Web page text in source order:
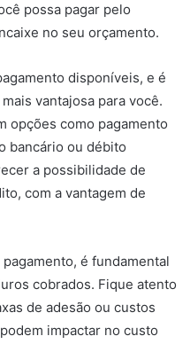
possa pagar pelo
no seu orçamento.
disponíveis, e é
vantajosa para você.
opções como pagamento
bancário ou débito
a possibilidade de
com a vantagem de
é fundamental
cobrados. Fique atento
de adesão ou custos
impactar no custo